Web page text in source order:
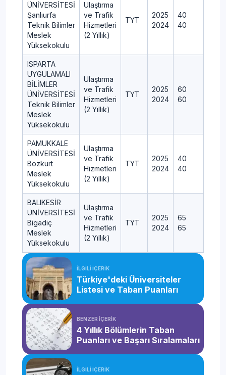
ÜNİVERSİTESİ
Şanlıurfa
Teknik Bilimler
Meslek
Yüksekokulu
Ulaştırma
ve Trafik
Hizmetleri
(2 Yıllık)
TYT
2025
2024
40
40
ISPARTA
UYGULAMALI
BİLİMLER
ÜNİVERSİTESİ
Teknik Bilimler
Meslek
Yüksekokulu
Ulaştırma
ve Trafik
Hizmetleri
(2 Yıllık)
TYT
2025
2024
60
60
PAMUKKALE
ÜNİVERSİTESİ
Bozkurt
Meslek
Yüksekokulu
Ulaştırma
ve Trafik
Hizmetleri
(2 Yıllık)
TYT
2025
2024
40
40
BALIKESİR
ÜNİVERSİTESİ
Bigadiç
Meslek
Yüksekokulu
Ulaştırma
ve Trafik
Hizmetleri
(2 Yıllık)
TYT
2025
2024
65
65
İLGİLİ İÇERİK
Türkiye'deki Üniversiteler
Listesi ve Taban Puanları
BENZER İÇERİK
4 Yıllık Bölümlerin Taban
Puanları ve Başarı Sıralamaları
İLGİLİ İÇERİK